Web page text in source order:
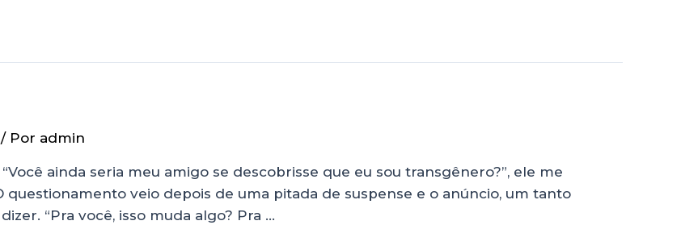
/ Por admin
ainda seria meu amigo se descobrisse que eu sou transgênero?”, ele me
veio depois de uma pitada de suspense e o anúncio, um tanto
“Pra você, isso muda algo? Pra …